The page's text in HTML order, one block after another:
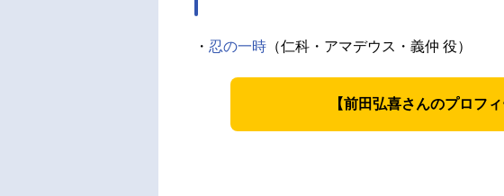
・ 忍の一時 （仁科・アマデウス・義仲 役）
【前田弘喜さんのプロフ